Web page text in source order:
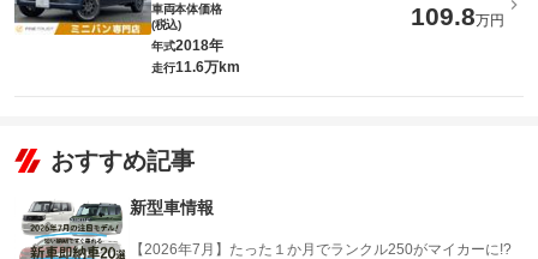
車両本体価格
(税込)
109.8万円
年式2018年
走行11.6万km
おすすめ記事
新型車情報
【2026年7月】たった１か月でランクル250がマイカーに!?